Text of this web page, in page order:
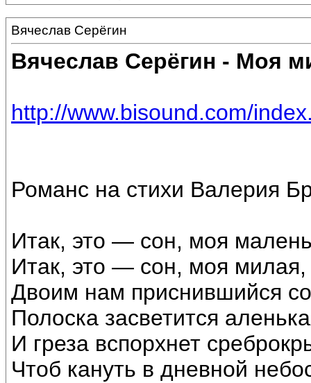
Вячеслав Серёгин
Вячеслав Серёгин - Моя
http://www.bisound.com/
Романс на стихи Валерия
Итак, это — сон, моя
Итак, это — сон, моя милая,
Двоим нам приснившийся
Полоска засветится
И греза вспорхнет
Чтоб кануть в дневной